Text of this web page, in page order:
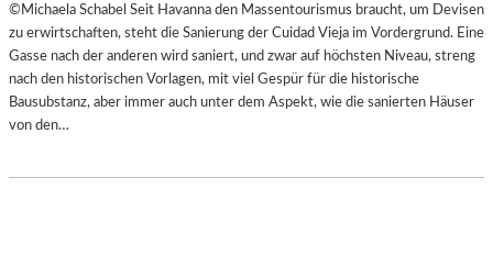
T
E
R
E
S
T
H
E
E
©Michaela Schabel Seit Havanna den Massentourismus braucht, um Devisen
zu erwirtschaften, steht die Sanierung der Cuidad Vieja im Vordergrund. Eine
Gasse nach der anderen wird saniert, und zwar auf höchsten Niveau, streng
nach den historischen Vorlagen, mit viel Gespür für die historische
Bausubstanz, aber immer auch unter dem Aspekt, wie die sanierten Häuser
von den…